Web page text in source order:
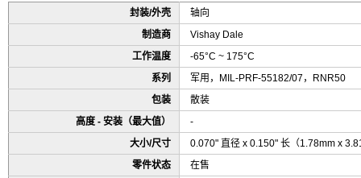
封装/外壳
轴向
制造商
Vishay Dale
工作温度
-65°C ~ 175°C
系列
军用，MIL-PRF-55182/07，RNR50
包装
散装
高度 - 安装（最大值）
-
大小/尺寸
0.070" 直径 x 0.150" 长（1.78mm x
零件状态
在售